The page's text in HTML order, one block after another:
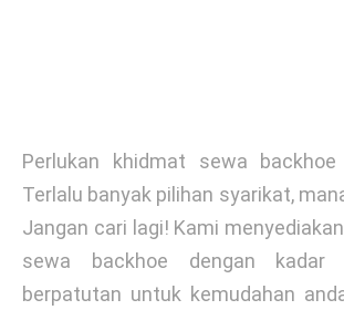
Perlukan khidmat sewa
Terlalu banyak pilihan syarikat,
Jangan cari lagi! Kami
sewa backhoe dengan kadar
berpatutan untuk kemudahan